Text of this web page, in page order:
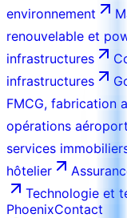
environnement
renouvelable et
infrastructures
infrastructures
FMCG, fabrication
opérations
services
hôtelier
Technologie et
PhoenixContact